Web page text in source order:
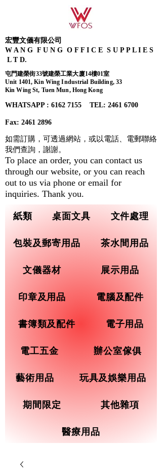
宏豐文儀有限公司
W A N G F U N G O F F I C E S U P P L I E S
L T D.
屯門建榮街33號建榮工業大廈14樓01室
Unit 1401, Kin Wing Industrial Building, 33
Kin Wing St, Tuen Mun, Hong Kong
WHATSAPP : 6162 7155​ TEL: 2461 6700
Fax: 2461 2896
紙類 桌面文具 文件處理
包裝及郵寄用品 茶水間用品
文儀器材 展示用品
印章及用品 電腦及配件
書簿類及配件 電子用品
電工五金 辦公室傢俱
藝術用品 玩具及娛樂用品
期間限定 其他雜項
醫療用品
如需訂購，可透過網站，或以電話、電郵聯絡
我們查詢， 謝謝。
To place an order, you can contact us
through our website, or you can reach
out to us via phone or email for
inquiries. Thank you.